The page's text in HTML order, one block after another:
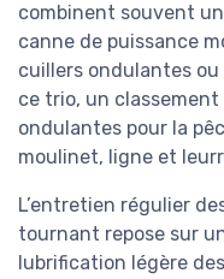
combinent souvent
canne de puissance
cuillers ondulantes
ce trio, un
ondulantes pour la
moulinet, ligne et
L’entretien régulier
tournant repose sur
lubrification légère